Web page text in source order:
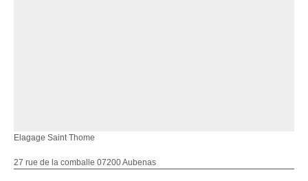
Elagage Saint Thome
27 rue de la comballe 07200 Aubenas